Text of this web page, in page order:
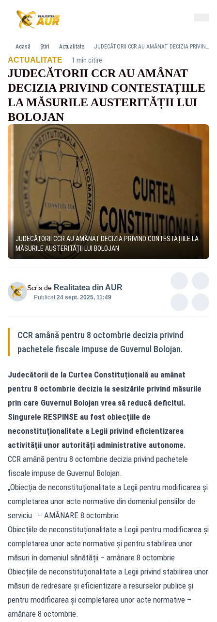
Acasă Știri Actualitate JUDECĂTORII CCR AU AMÂNAT DECIZIA PRIVIND CONTESTAȚIILE LA MĂSURILE AUSTERITĂȚII LUI BOLOJAN
ACTUALITATE· 1 min citire
JUDECĂTORII CCR AU AMÂNAT
DECIZIA PRIVIND CONTESTAȚIILE
LA MĂSURILE AUSTERITĂȚII LUI
BOLOJAN
JUDECĂTORII CCR AU AMÂNAT DECIZIA PRIVIND CONTESTAȚIILE LA
MĂSURILE AUSTERITĂȚII LUI BOLOJAN
Scris de Realitatea din AUR
Publicat:24 sept. 2025, 11:49
CCR amână pentru 8 octombrie decizia privind
pachetele fiscale impuse de Guvernul Bolojan.
Judecătorii de la Curtea Constituțională au amânat
pentru 8 octombrie decizia la sesizările privind măsurile
prin care Guvernul Bolojan vrea să reducă deficitul.
Singurele RESPINSE au fost obiecțiile de
neconstituționalitate a Legii privind eficientizarea
activității unor autorități administrative autonome.
CCR amână pentru 8 octombrie decizia privind pachetele
fiscale impuse de Guvernul Bolojan.
„Obiecția de neconstituționalitate a Legii pentru modificarea și
completarea unor acte normative din domeniul pensiilor de
serviciu – AMÂNARE 8 octombrie
Obiecțiile de neconstituționalitate a Legii pentru modificarea și
completarea unor acte normative și pentru stabilirea unor
măsuri în domeniul sănătății – amânare 8 octombrie
Obiecțiile de neconstituționalitate a Legii privind stabilirea unor
măsuri de redresare şi eficientizare a resurselor publice şi
pentru modificarea şi completarea unor acte normative –
amânare 8 octombrie.